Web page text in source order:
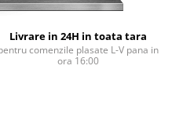
Livrare in 24H in toata tara
comenzile plasate L-V pana in
ora 16:00